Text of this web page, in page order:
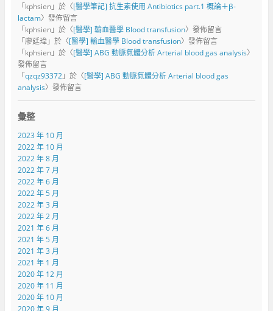
「kphsien」於〈[醫學筆記] 抗生素使用 Antibiotics part.1 概論＋β-
lactam〉發佈留言
「kphsien」於〈[醫學] 輸血醫學 Blood transfusion〉發佈留言
「廖廷瑋」於〈[醫學] 輸血醫學 Blood transfusion〉發佈留言
「kphsien」於〈[醫學] ABG 動脈氣體分析 Arterial blood gas analysis〉
發佈留言
「qzqz93372」於〈[醫學] ABG 動脈氣體分析 Arterial blood gas
analysis〉發佈留言
彙整
2023 年 10 月
2022 年 10 月
2022 年 8 月
2022 年 7 月
2022 年 6 月
2022 年 5 月
2022 年 3 月
2022 年 2 月
2021 年 6 月
2021 年 5 月
2021 年 3 月
2021 年 1 月
2020 年 12 月
2020 年 11 月
2020 年 10 月
2020 年 9 月